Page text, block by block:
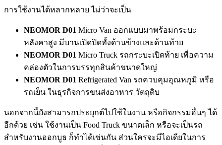
การใช้งานได้หลากหลาย ไม่ว่าจะเป็น
NEOMOR D01 Micro Van ออกแบบมาพร้อมกระบะ
หลังคาสูง มีบานเปิดปิดทั้งด้านข้างและด้านท้าย
NEOMOR D01 Micro Truck รถกระบะเปิดท้าย เพื่อความ
คล่องตัวในการบรรทุกสินค้าขนาดใหญ่
NEOMOR D01 Refrigerated Van รถควบคุมอุณหภูมิ หรือ
รถเย็น ในธุรกิจการขนส่งอาหาร วัตถุดิบ
นอกจากนี้ยังสามารถประยุกต์ไปใช้ในงาน หรือกิจกรรมอื่นๆ ได้
อีกด้วย เช่น ใช้งานเป็น Food Truck ขนาดเล็ก หรือจะเป็นรถ
สำหรับงานออกบูธ ก็ทำได้เช่นกัน ส่วนใครจะมีไอเดียในการ